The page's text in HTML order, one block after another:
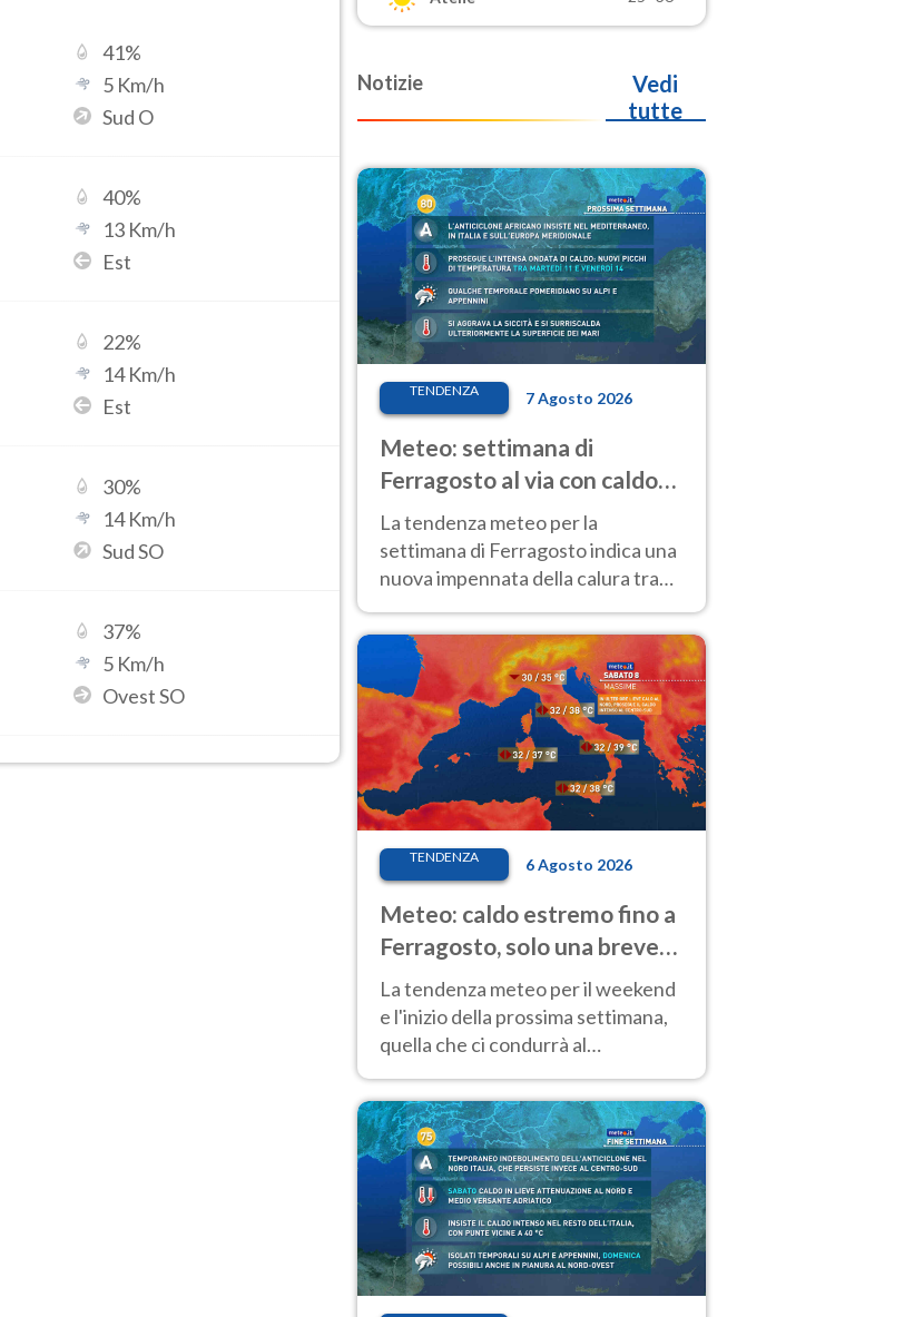
41%
5 Km/h
Sud O
40%
13 Km/h
Est
22%
14Km/h
Est
30%
14Km/h
Sud SO
37%
5 Km/h
Ovest SO
Notizie
Vedi
tutte
TENDENZA 7 Agosto 2026
Meteo: settimana di
Ferragosto al via con caldo
intenso e qualche temporale
La tendenza meteo per la
settimana di Ferragosto indica una
nuova impennata della calura tra
anche al Nord.
TENDENZA 6 Agosto 2026
Meteo: caldo estremo fino a
Ferragosto, solo una breve
pausa. Ecco dove
La tendenza meteo per il weekend
e l'inizio della prossima settimana,
quella che ci condurrà al
temperature molto elevate